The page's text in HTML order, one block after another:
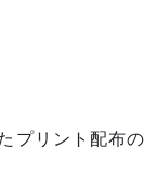
プリント配布の